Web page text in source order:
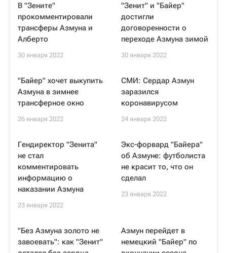
В "Зените"
прокомментировали
трансферы Азмуна и
Алберто
30 января 2022
"Зенит" и "Байер"
достигли
договоренности о
переходе Азмуна зимой
30 января 2022
"Байер" хочет выкупить
Азмуна в зимнее
трансферное окно
26 января 2022
СМИ: Сердар Азмун
заразился
коронавирусом
24 января 2022
Гендиректор "Зенита"
не стал
комментировать
информацию о
наказании Азмуна
23 января 2022
Экс-форвард "Байера"
об Азмуне: футболиста
не красит то, что он
сделал
23 января 2022
"Без Азмуна золото не
завоевать": как "Зенит"
Азмун перейдет в
немецкий "Байер" по